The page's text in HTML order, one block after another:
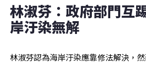
林淑芬：政府部門互
岸汙染無解
林淑芬認為海岸汙染應靠修法解決，